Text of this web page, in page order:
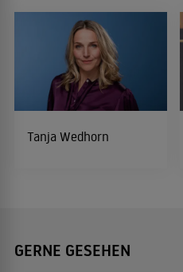
Tanja Wedhorn
GERNE GESEHEN